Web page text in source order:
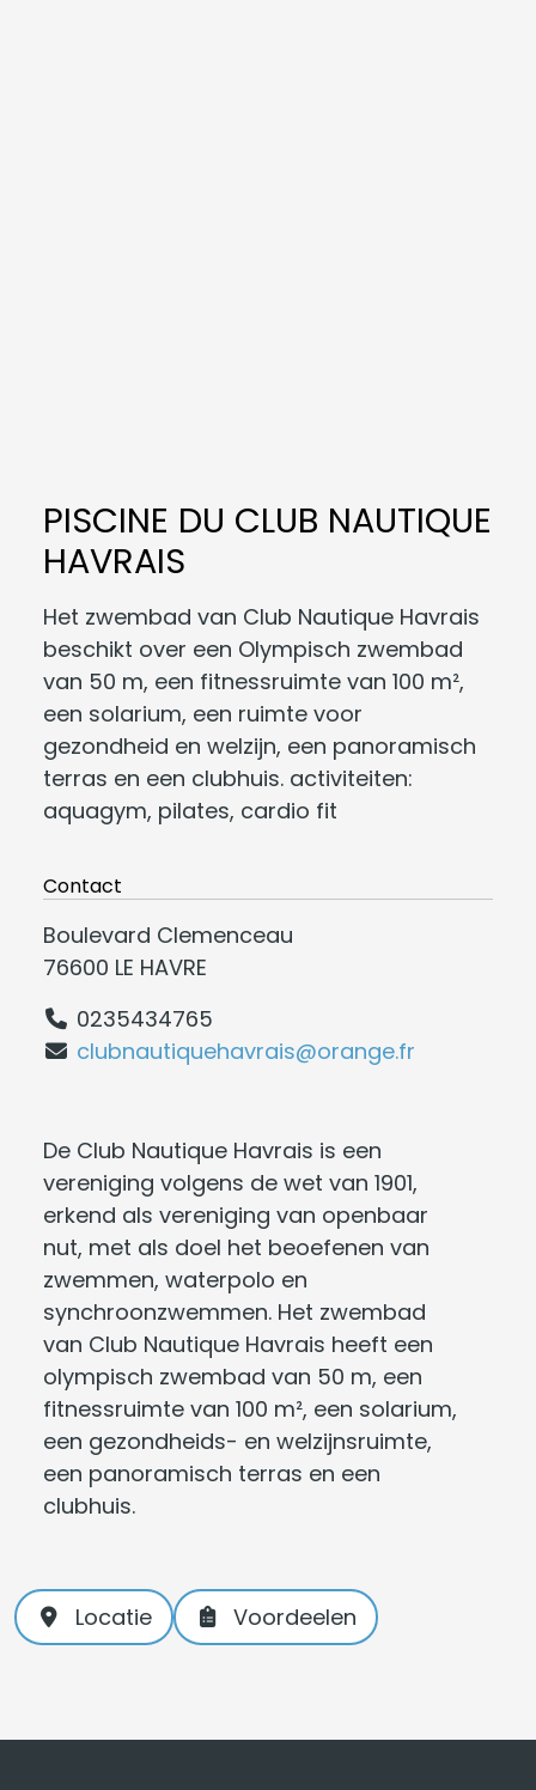
PISCINE DU CLUB NAUTIQUE
HAVRAIS
Het zwembad van Club Nautique Havrais
beschikt over een Olympisch zwembad
van 50 m, een fitnessruimte van 100 m²,
een solarium, een ruimte voor
gezondheid en welzijn, een panoramisch
terras en een clubhuis. activiteiten:
aquagym, pilates, cardio fit
Contact
Boulevard Clemenceau
76600 LE HAVRE
0235434765
clubnautiquehavrais@orange.fr
De Club Nautique Havrais is een
vereniging volgens de wet van 1901,
erkend als vereniging van openbaar
nut, met als doel het beoefenen van
zwemmen, waterpolo en
synchroonzwemmen. Het zwembad
van Club Nautique Havrais heeft een
olympisch zwembad van 50 m, een
fitnessruimte van 100 m², een solarium,
een gezondheids- en welzijnsruimte,
een panoramisch terras en een
clubhuis.
Locatie Voordeelen